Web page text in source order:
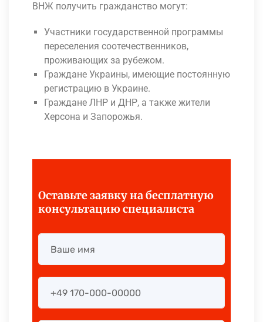
ВНЖ получить гражданство могут:
Участники государственной программы
переселения соотечественников,
проживающих за рубежом.
Граждане Украины, имеющие постоянную
регистрацию в Украине.
Граждане ЛНР и ДНР, а также жители
Херсона и Запорожья.
Оставьте заявку на бесплатную
консультацию специалиста